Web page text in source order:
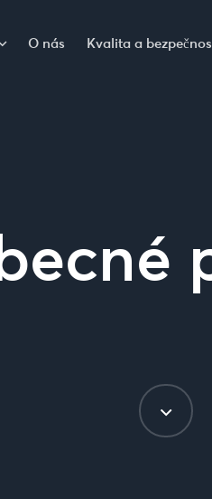
O nás Kvalita a